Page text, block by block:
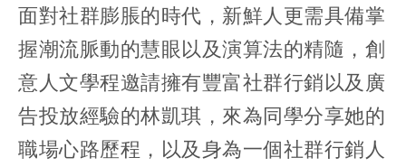
面對社群膨脹的時代，新鮮人更需具備掌
握潮流脈動的慧眼以及演算法的精隨，創
意人文學程邀請擁有豐富社群行銷以及廣
告投放經驗的林凱琪，來為同學分享她的
職場心路歷程，以及身為一個社群行銷人